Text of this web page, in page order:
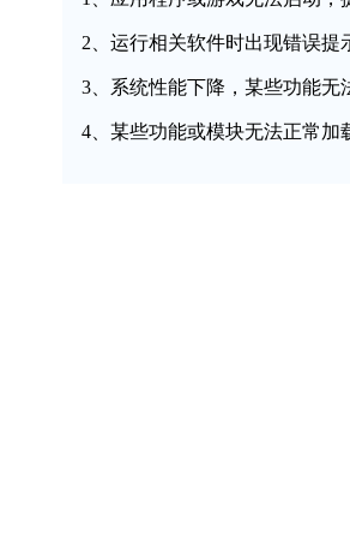
2、运行相关软件时出现错误提
3、系统性能下降，某些功能无
4、某些功能或模块无法正常加